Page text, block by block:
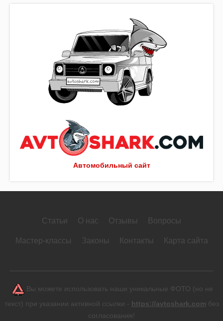
Автомобильный сайт
Статьи О нас Отзывы Вопросы
Мастер-классы Законы Контакты Карта сайта
Вы можете использовать наши уникальные ФОТО (но не
текст) при указании активной ссылки - https://avtoshark.com без
согласования!